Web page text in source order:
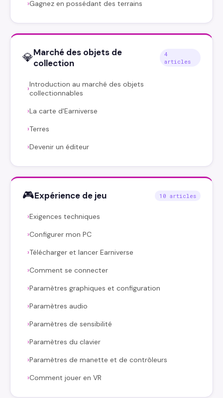
›Gagnez en possédant des terrains
💎Marché des objets de
collection
4
articles
›Introduction au marché des objets
collectionnables
›La carte d'Earniverse
›Terres
›Devenir un éditeur
🎮Expérience de jeu 10 articles
›Exigences techniques
›Configurer mon PC
›Télécharger et lancer Earniverse
›Comment se connecter
›Paramètres graphiques et configuration
›Paramètres audio
›Paramètres de sensibilité
›Paramètres du clavier
›Paramètres de manette et de contrôleurs
›Comment jouer en VR